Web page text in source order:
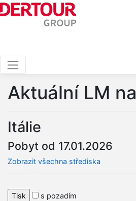
Aktuální LM
Itálie
Pobyt od 17.01.2026
Zobrazit všechna střediska
s pozadím